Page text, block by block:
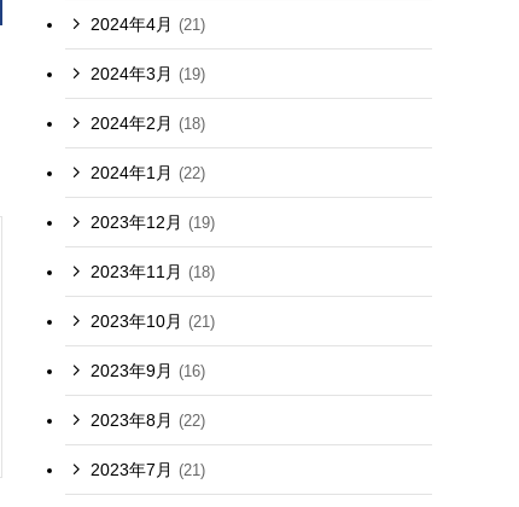
2024年4月 (21)
2024年3月 (19)
2024年2月 (18)
2024年1月 (22)
2023年12月 (19)
2023年11月 (18)
2023年10月 (21)
2023年9月 (16)
2023年8月 (22)
2023年7月 (21)